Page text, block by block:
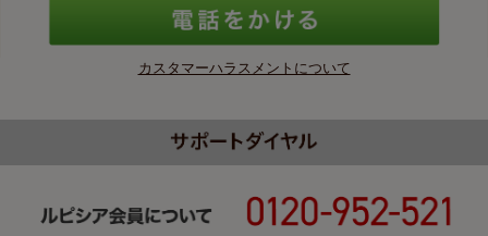
・利用形態を問わず、弊社、弊社製品のイメージを損なう利用は
第、株式会社ルピシアへ連絡、送付して下さい。
従って下さい。
・弊社が使用を不適当とみなし、弊社から削除指示があった場
合、すぐに使用を取りやめて下さい。
■第４条（利用許諾期間）
カスタマーハラスメントについて